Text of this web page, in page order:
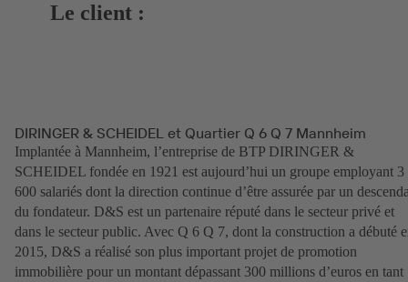
Le client :
DIRINGER & SCHEIDEL et Quartier Q 6 Q 7 Mannheim
Implantée à Mannheim, l’entreprise de BTP DIRINGER &
SCHEIDEL fondée en 1921 est aujourd’hui un groupe employant 3
600 salariés dont la direction continue d’être assurée par un
du fondateur. D&S est un partenaire réputé dans le secteur privé et
dans le secteur public. Avec Q 6 Q 7, dont la construction a débuté
2015, D&S a réalisé son plus important projet de promotion
immobilière pour un montant dépassant 300 millions d’euros en tant